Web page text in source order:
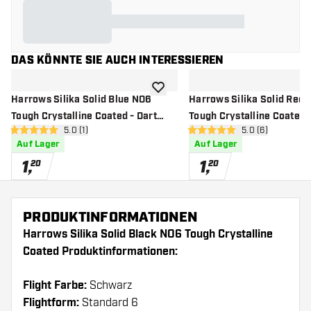
DAS KÖNNTE SIE AUCH INTERESSIEREN
Harrows Silika Solid Blue NO6
Tough Crystalline Coated - Dart
Flights Bewertungsbereich öffnen
5 Bewertungssterne
5.0 (1)
Auf Lager
1,20
Zur Wunschliste hinzufügen
Harrows Silika Solid Red
Tough Crystalline Coated
Flights
5 Bewertungssterne
5.0 (6)
Auf Lager
1,20
PRODUKTINFORMATIONEN
Harrows Silika Solid Black NO6 Tough Crystalline
Coated Produktinformationen:
Flight Farbe: Schwarz
Flightform: Standard 6